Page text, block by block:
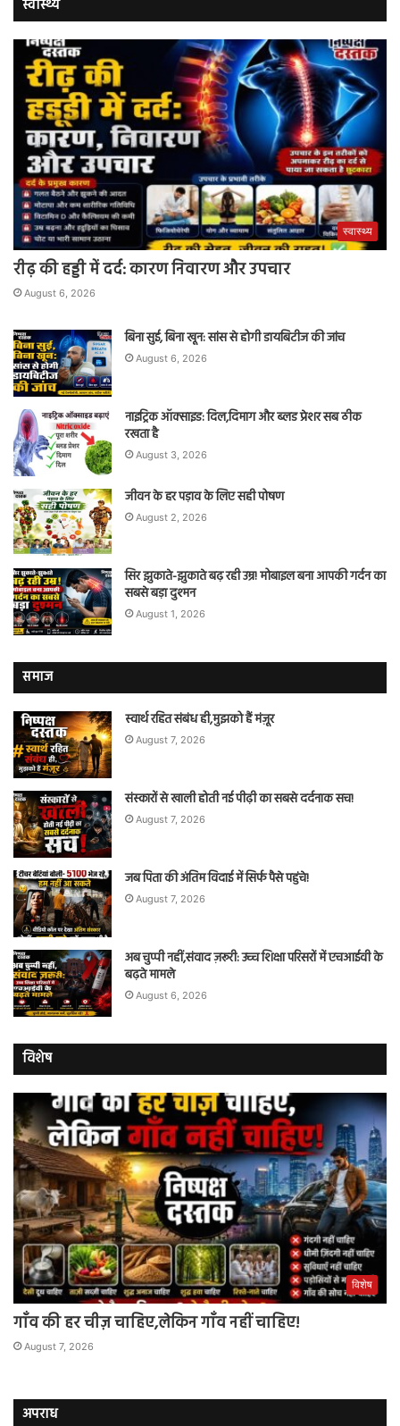
स्वास्थ्य
स्वास्थ्य
रीढ़ की हड्डी में दर्द: कारण निवारण और उपचार
August 6, 2026
बिना सुई, बिना खून: सांस से होगी डायबिटीज की जांच
August 6, 2026
नाइट्रिक ऑक्साइड: दिल,दिमाग और ब्लड प्रेशर सब ठीक
रखता है
August 3, 2026
जीवन के हर पड़ाव के लिए सही पोषण
August 2, 2026
सिर झुकाते-झुकाते बढ़ रही उम्र! मोबाइल बना आपकी गर्दन का
सबसे बड़ा दुश्मन
August 1, 2026
समाज
स्वार्थ रहित संबंध ही,मुझको हैं मंज़ूर
August 7, 2026
संस्कारों से खाली होती नई पीढ़ी का सबसे दर्दनाक सच!
August 7, 2026
जब पिता की अंतिम विदाई में सिर्फ पैसे पहुंचे!
August 7, 2026
अब चुप्पी नहीं,संवाद ज़रूरी: उच्च शिक्षा परिसरों में एचआईवी के
बढ़ते मामले
August 6, 2026
विशेष
विशेष
गाँव की हर चीज़ चाहिए,लेकिन गाँव नहीं चाहिए!
August 7, 2026
अपराध